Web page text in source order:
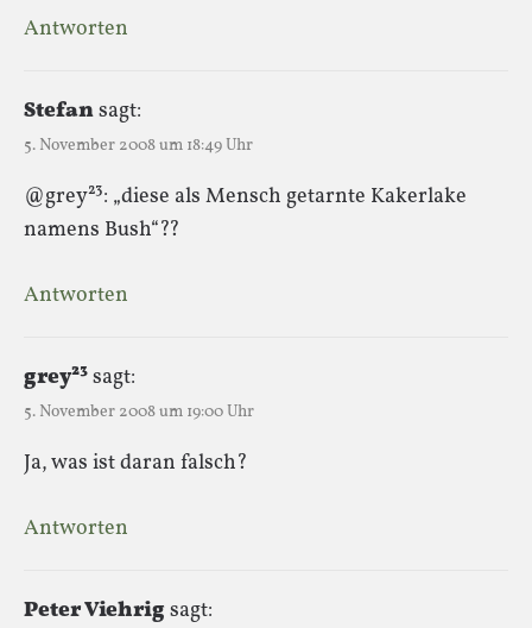
Antworten
Stefansagt:
5. November 2008 um 18:49 Uhr
@grey²³: „diese als Mensch getarnte Kakerlake
namens Bush“??
Antworten
grey²³sagt:
5. November 2008 um 19:00 Uhr
Ja, was ist daran falsch?
Antworten
Peter Viehrigsagt: